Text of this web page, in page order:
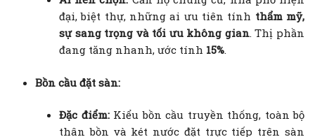
đại, biệt thự, những ai ưu tiên tính thẩm mỹ,
sự sang trọng và tối ưu không gian. Thị phần
đang tăng nhanh, ước tính 15%.
Bồn cầu đặt sàn:
Đặc điểm:Kiểu bồn cầu truyền thống, toàn bộ
thân bồn và két nước đặt trực tiếp trên sàn